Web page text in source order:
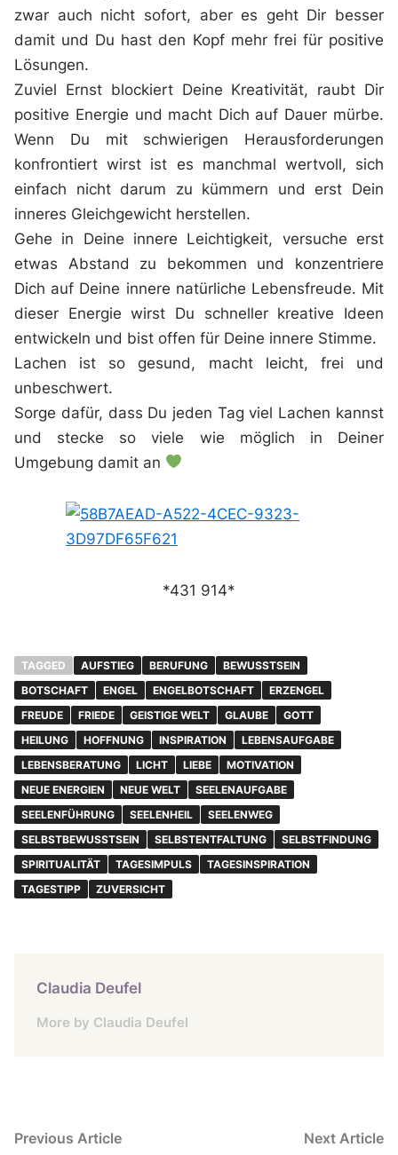
zwar auch nicht sofort, aber es geht Dir besser
damit und Du hast den Kopf mehr frei für positive
Lösungen.
Zuviel Ernst blockiert Deine Kreativität, raubt Dir
positive Energie und macht Dich auf Dauer mürbe.
Wenn Du mit schwierigen Herausforderungen
konfrontiert wirst ist es manchmal wertvoll, sich
einfach nicht darum zu kümmern und erst Dein
inneres Gleichgewicht herstellen.
Gehe in Deine innere Leichtigkeit, versuche erst
etwas Abstand zu bekommen und konzentriere
Dich auf Deine innere natürliche Lebensfreude. Mit
dieser Energie wirst Du schneller kreative Ideen
entwickeln und bist offen für Deine innere Stimme.
Lachen ist so gesund, macht leicht, frei und
unbeschwert.
Sorge dafür, dass Du jeden Tag viel Lachen kannst
und stecke so viele wie möglich in Deiner
Umgebung damit an
*431 914*
TAGGED AUFSTIEG BERUFUNG
BEWUSSTSEIN
BOTSCHAFT
ENGEL ENGELBOTSCHAFT
ERZENGEL
FREUDE
FRIEDE GEISTIGE WELT GLAUBE
GOTT
HEILUNG
HOFFNUNG INSPIRATION
LEBENSAUFGABE
LEBENSBERATUNG
LICHT LIEBE
MOTIVATION
NEUE ENERGIEN
NEUE WELT
SEELENAUFGABE
SEELENFÜHRUNG
SEELENHEIL
SEELENWEG
SELBSTBEWUSSTSEIN
SELBSTENTFALTUNG
SELBSTFINDUNG
SPIRITUALITÄT
TAGESIMPULS
TAGESINSPIRATION
TAGESTIPP
ZUVERSICHT
Claudia Deufel
More by Claudia Deufel
Beitragsnavigation
Previous ArticlePrevious
Next Article